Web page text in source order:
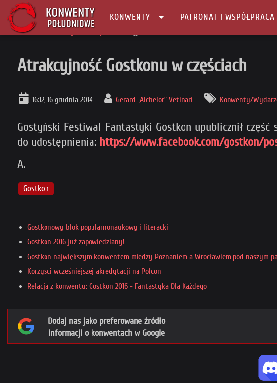
KONWENTY PATRONAT I WSPÓŁPRACA
Główna
Atrakcyjność Gostkonu w częściach
16:12, 16 grudnia 2014 Gerard „Alchelor” Vetinari Konwenty/
Gostyński Festiwal Fantastyki Gostkon upublicznił
do udostępnienia: https://www.facebook.com/gostkon/
A.
Gostkon
Gostkonowy blok popularnonaukowy i literacki
Gostkon 2016 już zapowiedziany!
Gostkon największym konwentem między Poznaniem a Wrocławiem pod naszym
Korzyści wcześniejszej akredytacji na Polcon
Relacja z konwentu: Gostkon 2016 - Fantastyka Dla Każdego
Dodaj nas jako preferowane źródło
informacji o konwentach w Google